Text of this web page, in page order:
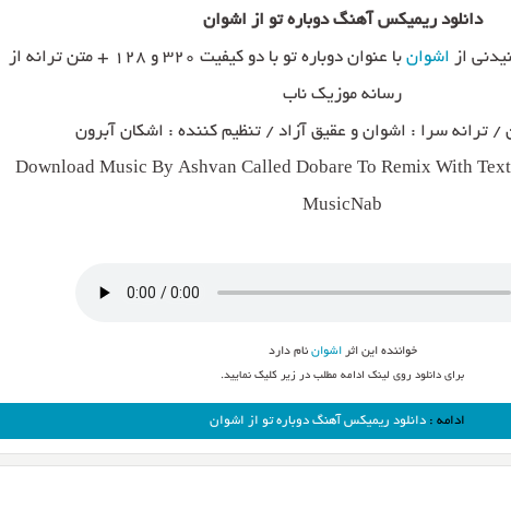
دانلود ریمیکس آهنگ دوباره تو از اشوان
از اشوان
با عنوان دوباره تو با دو کیفیت ۳۲۰ و ۱۲۸ + متن ترانه از
رسانه موزیک ناب
ترانه سرا : اشوان و عقیق آزاد / تنظیم کننده : اشکان آبرون
Download Music By Ashvan Called Dobare To Remix With
MusicNab
خواننده این اثراشوان نام دارد
برای دانلود روی لینک ادامه مطلب در زیر کلیک نمایید.
ادامه :دانلود ریمیکس آهنگ دوباره تو از اشوان